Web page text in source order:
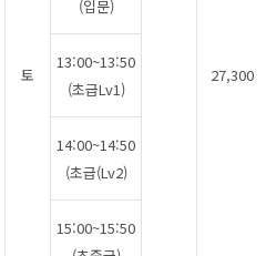
토 27,300
(입문)
13:00~13:50
(초급Lv1)
14:00~14:50
(초급(Lv2)
15:00~15:50